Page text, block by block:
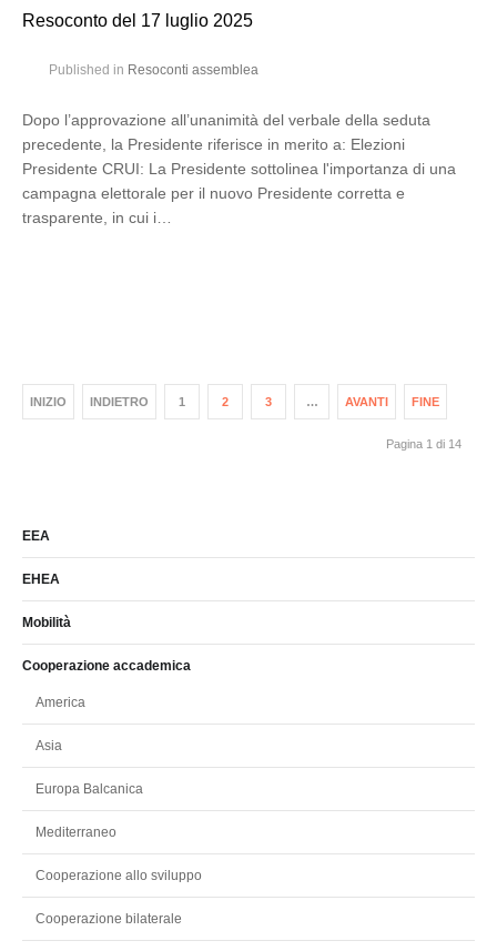
Resoconto del 17 luglio 2025
Published in Resoconti assemblea
Dopo l’approvazione all’unanimità del verbale della seduta
precedente, la Presidente riferisce in merito a: Elezioni
Presidente CRUI: La Presidente sottolinea l'importanza di una
campagna elettorale per il nuovo Presidente corretta e
trasparente, in cui i…
INIZIO INDIETRO 1 2 3 … AVANTI FINE
Pagina 1 di 14
EEA
EHEA
Mobilità
Cooperazione accademica
America
Asia
Europa Balcanica
Mediterraneo
Cooperazione allo sviluppo
Cooperazione bilaterale